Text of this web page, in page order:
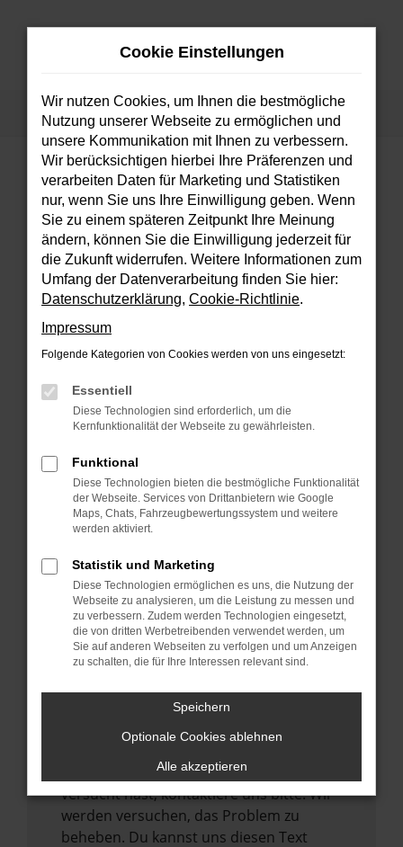
Zum
Startseite Fahrzeugsuche
FEHLER: NETWORK ERROR
Beim Laden ist ein Fehler aufgetreten.
Hier sind ein paar Tipps, die dir helfen können:
Überprüfe deine Firewall und deine
Internetverbindung.
Laden andere Webseiten, zum Beispiel
deine Suchmaschine?
Prüfe deine Browsererweiterungen.
Manche Erweiterungen, wie Werbeblocker,
können das Laden bestimmter Seiten
anderen Browser oder in einem privaten
Fenster?
Starte dein Gerät neu.
vorübergehende Probleme zu beheben.
Stelle sicher, dass dein Browser und dein
Betriebssystem auf dem neuesten Stand
sind.
Veraltete Software birgt nicht nur ein
führen, dass bestimmte Funktionen nicht
Wende dich an den Webseitenbetreiber.
Wenn du alle oben genannten Schritte
versucht hast, kontaktiere uns bitte. Wir
werden versuchen, das Problem zu
beheben. Du kannst uns diesen Text
Cookie Einstellungen
Wir nutzen Cookies, um Ihnen die bestmögliche
Nutzung unserer Webseite zu ermöglichen und
unsere Kommunikation mit Ihnen zu verbessern.
Wir berücksichtigen hierbei Ihre Präferenzen und
verarbeiten Daten für Marketing und Statistiken
nur, wenn Sie uns Ihre Einwilligung geben. Wenn
Sie zu einem späteren Zeitpunkt Ihre Meinung
ändern, können Sie die Einwilligung jederzeit für
die Zukunft widerrufen. Weitere Informationen zum
Umfang der Datenverarbeitung finden Sie hier:
Datenschutzerklärung, Cookie-Richtlinie.
Impressum
Folgende Kategorien von Cookies werden von uns eingesetzt:
Essentiell
Diese Technologien sind erforderlich, um die
Kernfunktionalität der Webseite zu gewährleisten.
Funktional
Diese Technologien bieten die bestmögliche Funktionalität
der Webseite. Services von Drittanbietern wie Google
Maps, Chats, Fahrzeugbewertungssystem und weitere
werden aktiviert.
Statistik und Marketing
Diese Technologien ermöglichen es uns, die Nutzung der
Webseite zu analysieren, um die Leistung zu messen und
zu verbessern. Zudem werden Technologien eingesetzt,
die von dritten Werbetreibenden verwendet werden, um
Sie auf anderen Webseiten zu verfolgen und um Anzeigen
zu schalten, die für Ihre Interessen relevant sind.
Speichern
Optionale Cookies ablehnen
Alle akzeptieren